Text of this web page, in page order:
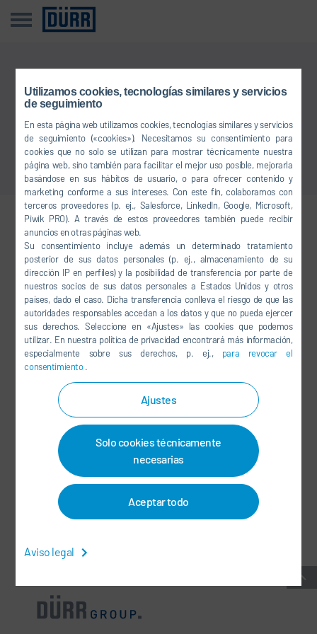
Utilizamos cookies, tecnologías similares y servicios
de seguimiento
En esta página web utilizamos cookies, tecnologías similares y servicios
de seguimiento («cookies»). Necesitamos su consentimiento para
cookies que no solo se utilizan para mostrar técnicamente nuestra
página web, sino también para facilitar el mejor uso posible, mejorarla
basándose en sus hábitos de usuario, o para ofrecer contenido y
marketing conforme a sus intereses. Con este fin, colaboramos con
terceros proveedores (p. ej., Salesforce, LinkedIn, Google, Microsoft,
Piwik PRO). A través de estos proveedores también puede recibir
anuncios en otras páginas web.
Su consentimiento incluye además un determinado tratamiento
posterior de sus datos personales (p. ej., almacenamiento de su
dirección IP en perfiles) y la posibilidad de transferencia por parte de
nuestros socios de sus datos personales a Estados Unidos y otros
países, dado el caso. Dicha transferencia conlleva el riesgo de que las
autoridades responsables accedan a los datos y que no pueda ejercer
sus derechos. Seleccione en «Ajustes» las cookies que podemos
utilizar. En nuestra política de privacidad encontrará más información,
especialmente sobre sus derechos, p. ej., para revocar el
consentimiento.
Ajustes
Solo cookies técnicamente
necesarias
Aceptar todo
Aviso legal
Esta noticia no está disponible en su idioma
Volver a Vista general
Conéctese con nosotros
FACEBOOK
YOUTUBE
LINKEDIN
INSTAGRAM
REDES SOCIALES
BOLETÍN DE NOTICIAS
CONTACTO / CENTROS
INFORMACIÓN LEGAL